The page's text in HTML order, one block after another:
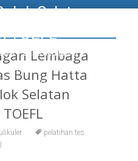
Selatan
TOEFL
>Ekstrakulikuler>
Universitas Bung Hatta
Pelatihan TOEFL
Lembaga
Bung Hatta
Selatan
pelatihan tes